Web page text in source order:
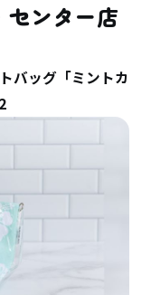
センター店
バッグ「ミントカ